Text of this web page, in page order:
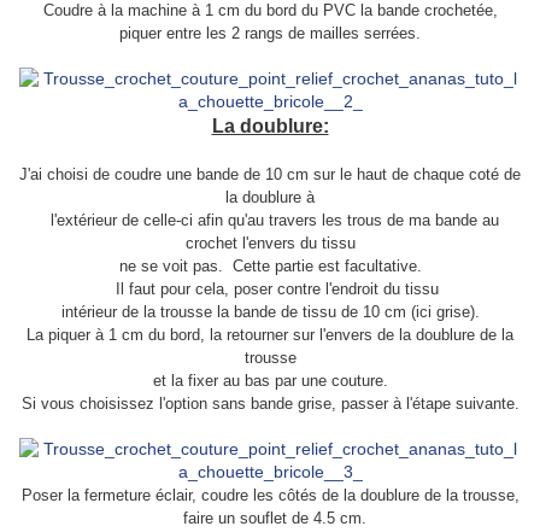
Coudre à la machine à 1 cm du bord du PVC la bande crochetée,
piquer entre les 2 rangs de mailles serrées.
La doublure:
J'ai choisi de coudre une bande de 10 cm sur le haut de chaque coté de
la doublure à
l'extérieur de celle-ci afin qu'au travers les trous de ma bande au
crochet l'envers du tissu
ne se voit pas. Cette partie est facultative.
Il faut pour cela, poser contre l'endroit du tissu
intérieur de la trousse la bande de tissu de 10 cm (ici grise).
La piquer à 1 cm du bord, la retourner sur l'envers de la doublure de la
trousse
et la fixer au bas par une couture.
Si vous choisissez l'option sans bande grise, passer à l'étape suivante.
Poser la fermeture éclair, coudre les côtés de la doublure de la trousse,
faire un souflet de 4.5 cm.